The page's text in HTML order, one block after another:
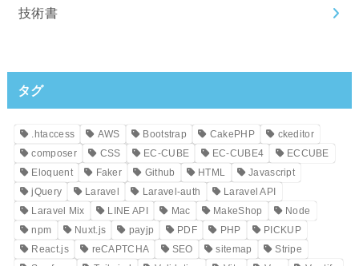
技術書
タグ
.htaccess AWS Bootstrap CakePHP
ckeditor
composer
CSS EC-CUBE EC-CUBE4
ECCUBE
Eloquent
Faker Github HTML
Javascript
jQuery
Laravel Laravel-auth
Laravel API
Laravel Mix
LINE API Mac MakeShop
Node
npm
Nuxt.js payjp PDF PHP
PICKUP
React.js
reCAPTCHA SEO sitemap
Stripe